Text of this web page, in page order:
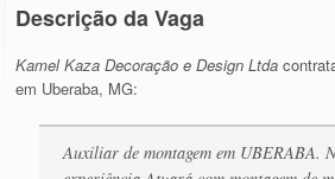
Descrição da Vaga
Kamel Kaza Decoração e Design Ltda
em Uberaba, MG:
Auxiliar de montagem em UBERABA.